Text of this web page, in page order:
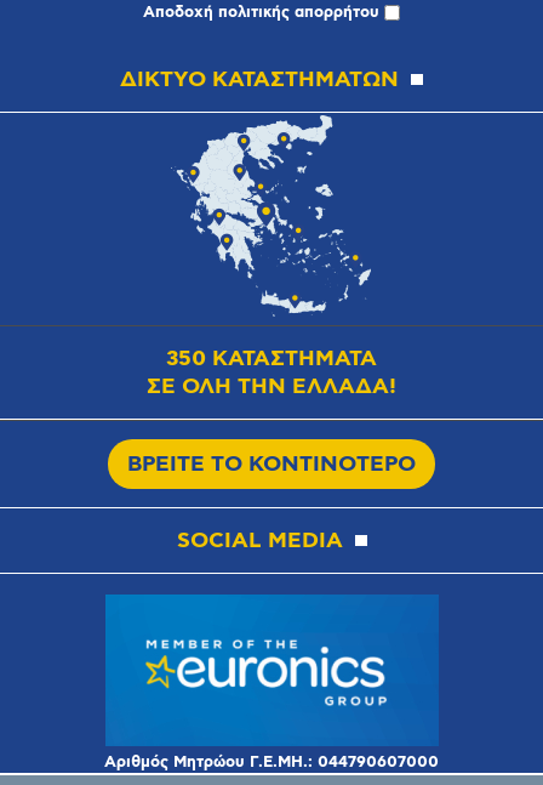
Αποδοχή πολιτικής απορρήτου
ΔΙΚΤΥΟ ΚΑΤΑΣΤΗΜΑΤΩΝ
350 ΚΑΤΑΣΤΗΜΑΤΑ
ΣΕ ΟΛΗ ΤΗΝ ΕΛΛΑΔΑ!
ΒΡΕΙΤΕ ΤΟ ΚΟΝΤΙΝΟΤΕΡΟ
SOCIAL MEDIA